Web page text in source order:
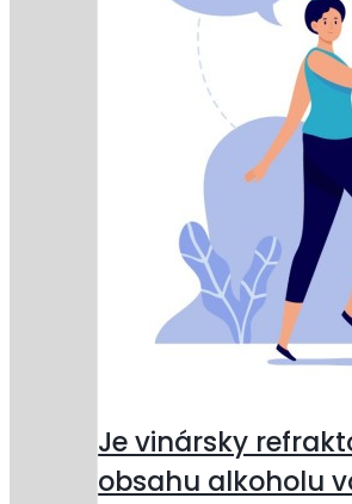
Je vinársky
obsahu alkoholu